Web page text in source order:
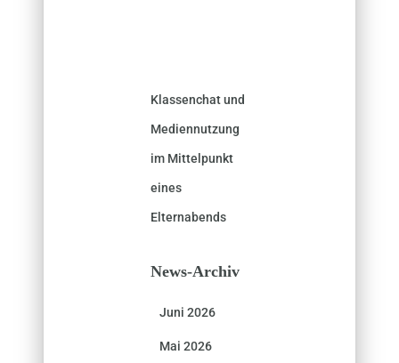
Klassenchat und
Mediennutzung
im Mittelpunkt
eines
Elternabends
News-Archiv
Juni 2026
Mai 2026